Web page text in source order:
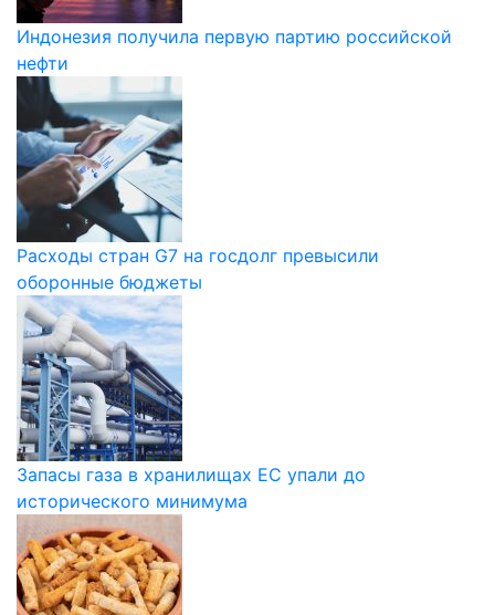
Индонезия получила первую партию российской
нефти
Расходы стран G7 на госдолг превысили
оборонные бюджеты
Запасы газа в хранилищах ЕС упали до
исторического минимума